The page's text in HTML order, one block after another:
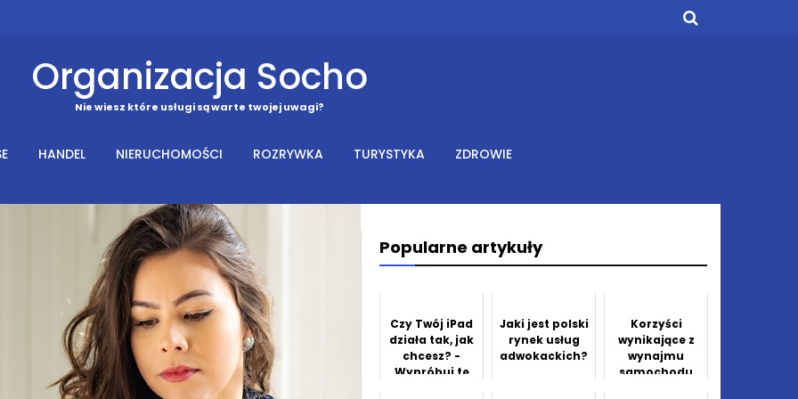
Organizacja Socho
Nie wiesz które usługi są warte twojej uwagi?
HANDEL NIERUCHOMOŚCI ROZRYWKA TURYSTYKA ZDROWIE
Popularne artykuły
Czy Twój iPad
działa tak, jak
chcesz? -
Wypróbuj te
Jaki jest polski
rynek usług
adwokackich?
Korzyści
wynikające z
wynajmu
samochodu